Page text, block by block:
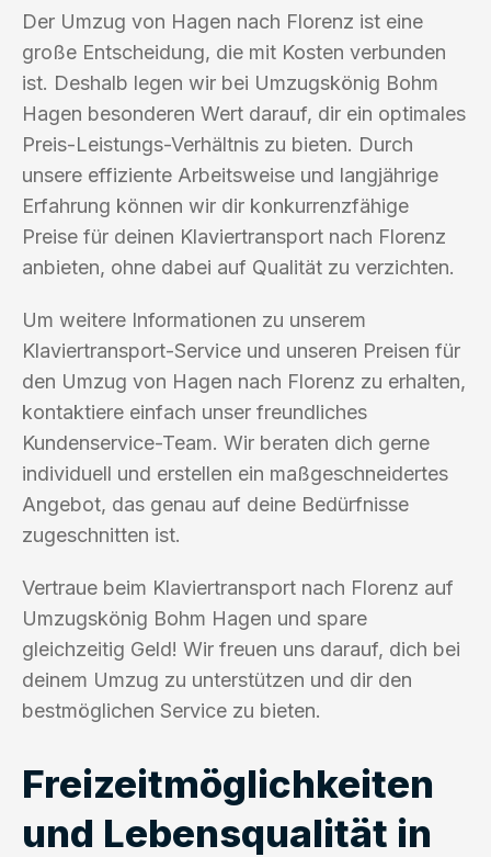
Der Umzug von Hagen nach Florenz ist eine
große Entscheidung, die mit Kosten verbunden
ist. Deshalb legen wir bei Umzugskönig Bohm
Hagen besonderen Wert darauf, dir ein optimales
Preis-Leistungs-Verhältnis zu bieten. Durch
unsere effiziente Arbeitsweise und langjährige
Erfahrung können wir dir konkurrenzfähige
Preise für deinen Klaviertransport nach Florenz
anbieten, ohne dabei auf Qualität zu verzichten.
Um weitere Informationen zu unserem
Klaviertransport-Service und unseren Preisen für
den Umzug von Hagen nach Florenz zu erhalten,
kontaktiere einfach unser freundliches
Kundenservice-Team. Wir beraten dich gerne
individuell und erstellen ein maßgeschneidertes
Angebot, das genau auf deine Bedürfnisse
zugeschnitten ist.
Vertraue beim Klaviertransport nach Florenz auf
Umzugskönig Bohm Hagen und spare
gleichzeitig Geld! Wir freuen uns darauf, dich bei
deinem Umzug zu unterstützen und dir den
bestmöglichen Service zu bieten.
Freizeitmöglichkeiten
und Lebensqualität in